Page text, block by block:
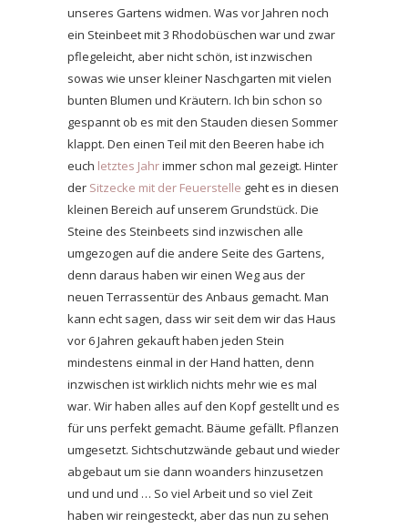
unseres Gartens widmen. Was vor Jahren noch
ein Steinbeet mit 3 Rhodobüschen war und zwar
pflegeleicht, aber nicht schön, ist inzwischen
sowas wie unser kleiner Naschgarten mit vielen
bunten Blumen und Kräutern. Ich bin schon so
gespannt ob es mit den Stauden diesen Sommer
klappt. Den einen Teil mit den Beeren habe ich
euch letztes Jahrimmer schon mal gezeigt. Hinter
der Sitzecke mit der Feuerstelle geht es in diesen
kleinen Bereich auf unserem Grundstück. Die
Steine des Steinbeets sind inzwischen alle
umgezogen auf die andere Seite des Gartens,
denn daraus haben wir einen Weg aus der
neuen Terrassentür des Anbaus gemacht. Man
kann echt sagen, dass wir seit dem wir das Haus
vor 6 Jahren gekauft haben jeden Stein
mindestens einmal in der Hand hatten, denn
inzwischen ist wirklich nichts mehr wie es mal
war. Wir haben alles auf den Kopf gestellt und es
für uns perfekt gemacht. Bäume gefällt. Pflanzen
umgesetzt. Sichtschutzwände gebaut und wieder
abgebaut um sie dann woanders hinzusetzen
und und und … So viel Arbeit und so viel Zeit
haben wir reingesteckt, aber das nun zu sehen